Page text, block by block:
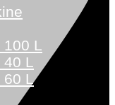
100 L
40 L
60 L